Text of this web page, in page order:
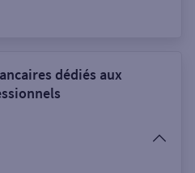
dédiés aux